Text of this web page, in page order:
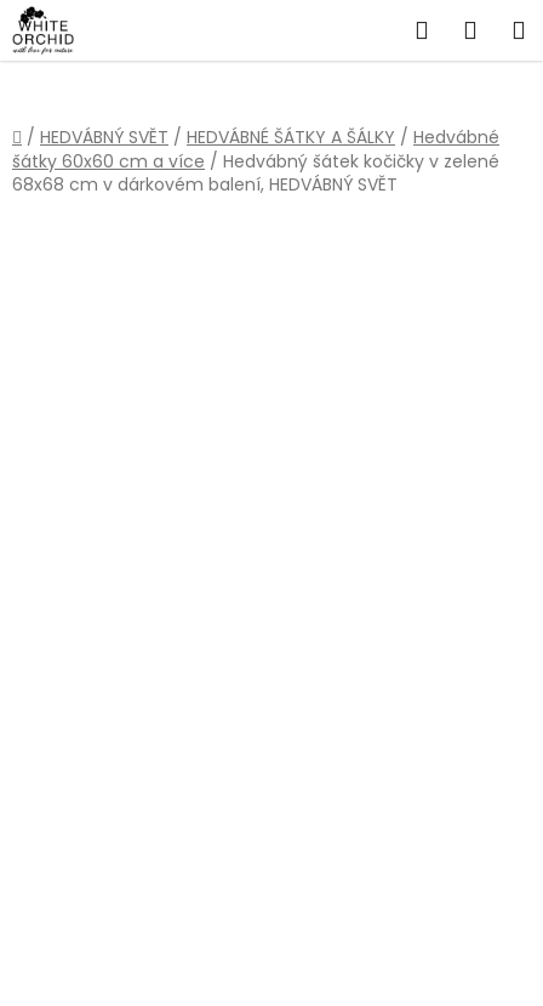
Přejít
na
obsah
Hledat
Domů
/ HEDVÁBNÝ SVĚT / HEDVÁBNÉ ŠÁTKY A ŠÁLKY / Hedvábné
šátky 60x60 cm a více / Hedvábný šátek kočičky v zelené
68x68 cm v dárkovém balení, HEDVÁBNÝ SVĚT